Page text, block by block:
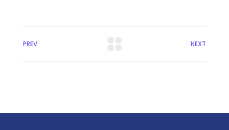
PREV NEXT